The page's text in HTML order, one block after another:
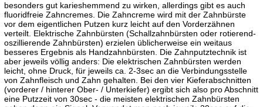
besonders gut karieshemmend zu wirken, allerdings gibt es auch
fluoridfreie Zahncremes. Die Zahncreme wird mit der Zahnbürste
vor dem eigentlichen Putzen kurz leicht auf den Vorderzähnen
verteilt. Elektrische Zahnbürsten (Schallzahnbürsten oder rotierend-
oszillierende Zahnbürsten) erzielen üblicherweise ein weitaus
besseres Ergebnis als Handzahnbürsten. Die Zahnputztechnik ist
aber jeweils völlig anders: Die elektrischen Zahnbürsten werden
leicht, ohne Druck, für jeweils ca. 2-3sec an die Verbindungsstelle
von Zahnfleisch und Zahn gehalten. Bei den vier Kieferabschnitten
(vorderer / hinterer Ober- / Unterkiefer) ergibt sich also pro Abschnitt
eine Putzzeit von 30sec - die meisten elektrischen Zahnbürsten